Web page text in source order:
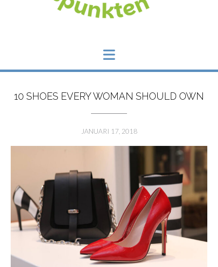
10 SHOES EVERY WOMAN SHOULD OWN
JANUARI 17, 2018